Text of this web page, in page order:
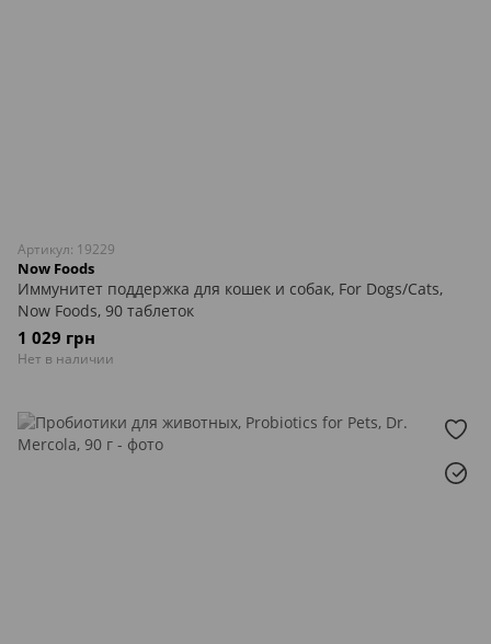
Артикул: 19229
Now Foods
Иммунитет поддержка для кошек и собак, For Dogs/Cats,
Now Foods, 90 таблеток
1 029 грн
Нет в наличии